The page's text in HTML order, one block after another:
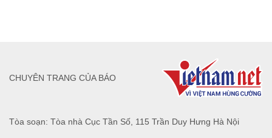
Tòa soạn: Tòa nhà Cục Tần Số, 115 Trần Duy Hưng Hà Nội
CHUYÊN TRANG CỦA BÁO